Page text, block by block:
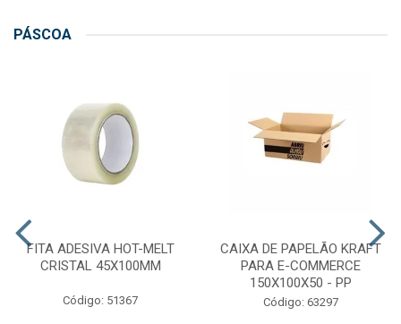
PÁSCOA
FITA ADESIVA HOT-MELT
CRISTAL 45X100MM
Código: 51367
CAIXA DE PAPELÃO KRAFT
PARA E-COMMERCE
150X100X50 - PP
Código: 63297